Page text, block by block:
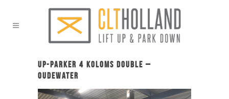
Up-Parker 4 koloms Double –
Oudewater